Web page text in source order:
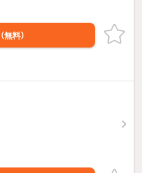
（無料）